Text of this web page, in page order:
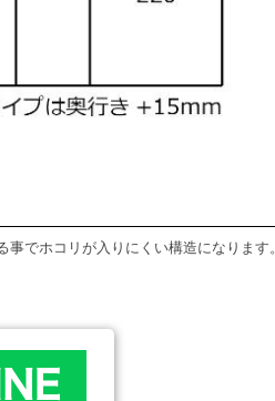
でホコリが入りにくい構造になります。